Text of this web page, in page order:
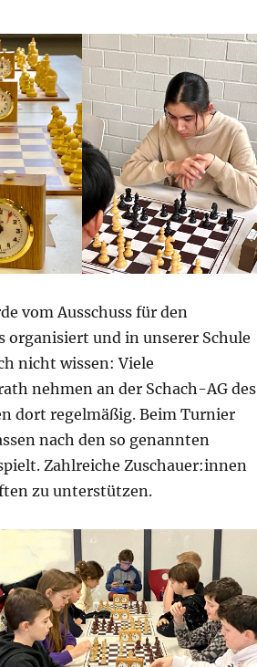
vom Ausschuss für den
organisiert und in unserer Schule
nicht wissen: Viele
nehmen an der Schach-AG des
dort regelmäßig. Beim Turnier
nach den so genannten
Zahlreiche Zuschauer:innen
zu unterstützen.